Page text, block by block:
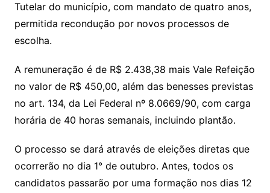
Tutelar do município, com mandato de quatro anos,
permitida recondução por novos processos de
escolha.
A remuneração é de R$ 2.438,38 mais Vale Refeição
no valor de R$ 450,00, além das benesses previstas
no art. 134, da Lei Federal nº 8.0669/90, com carga
horária de 40 horas semanais, incluindo plantão.
O processo se dará através de eleições diretas que
ocorrerão no dia 1° de outubro. Antes, todos os
candidatos passarão por uma formação nos dias 12